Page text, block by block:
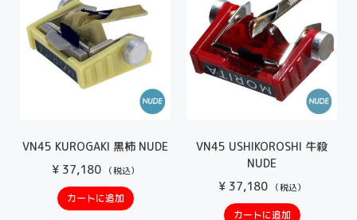
VN45 KUROGAKI 黒柿 NUDE
¥37,180 （税込）
カートに追加
VN45 USHIKOROSHI 牛殺
NUDE
¥37,180 （税込）
カートに追加